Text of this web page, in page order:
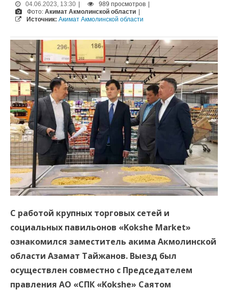
04.06.2023, 13:30 989 просмотров
Фото: Акимат Акмолинской области
Источник: Акимат Акмолинской области
С работой крупных торговых сетей и
социальных павильонов «Kokshe Market»
ознакомился заместитель акима Акмолинской
области Азамат Тайжанов. Выезд был
осуществлен совместно с Председателем
правления АО «СПК «Kokshe» Саятом